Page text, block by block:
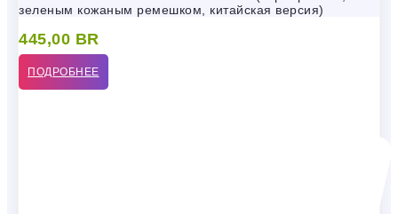
зеленым кожаным ремешком, китайская версия)
445,00 BR
ПОДРОБНЕЕ